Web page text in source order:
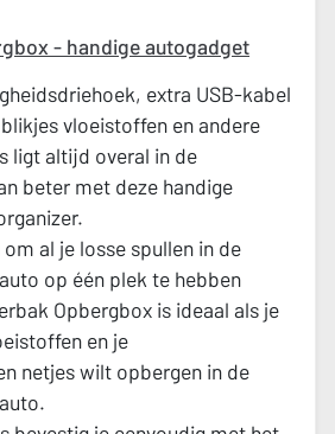
- handige autogadget
extra USB-kabel
vloeistoffen en andere
ligt altijd overal in de
beter met deze handige
al je losse spullen in de
op één plek te hebben
Opbergbox is ideaal als je
en je
netjes wilt opbergen in de